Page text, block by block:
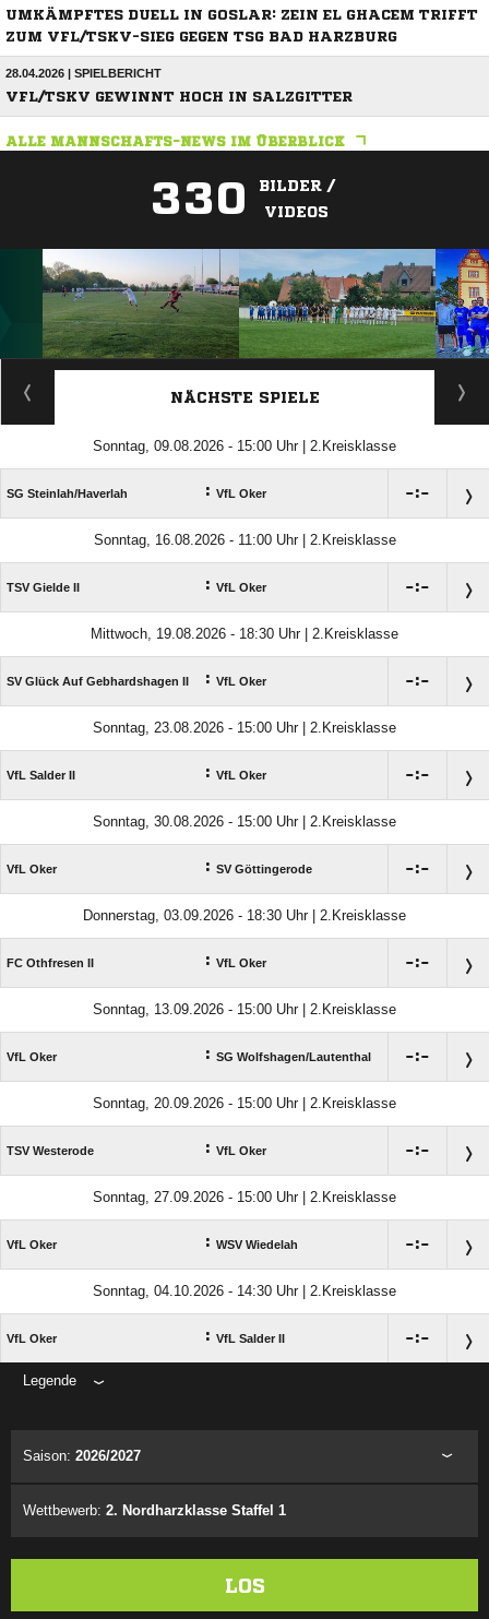
UMKÄMPFTES DUELL IN GOSLAR: ZEIN EL GHACEM TRIFFT
ZUM VFL/TSKV-SIEG GEGEN TSG BAD HARZBURG
28.04.2026 | SPIELBERICHT
VFL/TSKV GEWINNT HOCH IN SALZGITTER
ALLE MANNSCHAFTS-NEWS IM ÜBERBLICK
330
BILDER /
VIDEOS
ANZEIGE
NÄCHSTE SPIELE
Sonntag, 09.08.2026 - 15:00 Uhr | 2.Kreisklasse
SG Steinlah/​Haverlah : VfL Oker :
Sonntag, 16.08.2026 - 11:00 Uhr | 2.Kreisklasse
TSV Gielde II : VfL Oker :
Mittwoch, 19.08.2026 - 18:30 Uhr | 2.Kreisklasse
SV Glück Auf Gebhardshagen II : VfL Oker :
Sonntag, 23.08.2026 - 15:00 Uhr | 2.Kreisklasse
VfL Salder II : VfL Oker :
Sonntag, 30.08.2026 - 15:00 Uhr | 2.Kreisklasse
VfL Oker : SV Göttingerode :
Donnerstag, 03.09.2026 - 18:30 Uhr | 2.Kreisklasse
FC Othfresen II : VfL Oker :
Sonntag, 13.09.2026 - 15:00 Uhr | 2.Kreisklasse
VfL Oker : SG Wolfshagen/​Lautenthal :
Sonntag, 20.09.2026 - 15:00 Uhr | 2.Kreisklasse
TSV Westerode : VfL Oker :
Sonntag, 27.09.2026 - 15:00 Uhr | 2.Kreisklasse
VfL Oker : WSV Wiedelah :
Sonntag, 04.10.2026 - 14:30 Uhr | 2.Kreisklasse
VfL Oker : VfL Salder II :
Legende
Saison: 2026/2027
Wettbewerb: 2. Nordharzklasse Staffel 1
LOS